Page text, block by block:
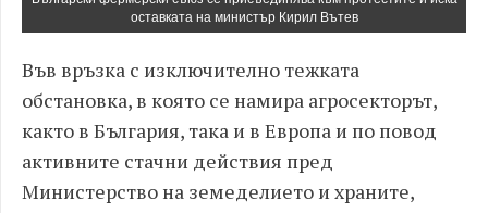
оставката на министър Кирил Вътев
Във връзка с изключително тежката
обстановка, в която се намира агросекторът,
както в България, така и в Европа и по повод
активните стачни действия пред
Министерство на земеделието и храните,